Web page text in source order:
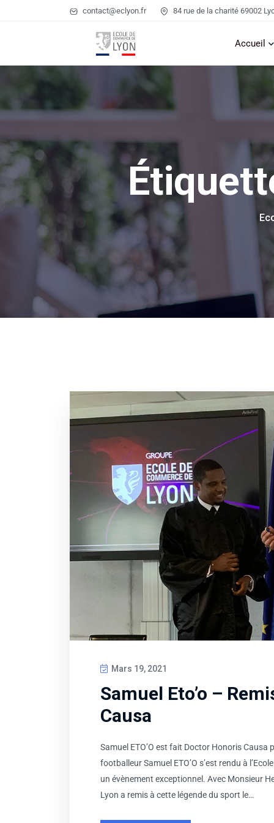
contact@eclyon.fr 84 rue de la charité 69002
Accueil
Mars 19, 2021
Samuel Eto’o –
Causa
Samuel ETO’O est fait Doctor Honoris Causa
footballeur Samuel ETO’O s’est rendu à
un évènement exceptionnel. Avec Monsieur
Lyon a remis à cette légende du sport le…